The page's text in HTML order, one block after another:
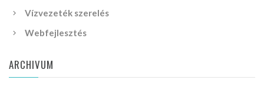
Vízvezeték szerelés
Webfejlesztés
ARCHIVUM